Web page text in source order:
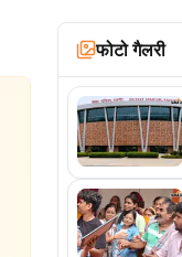
फोटो गैलरी